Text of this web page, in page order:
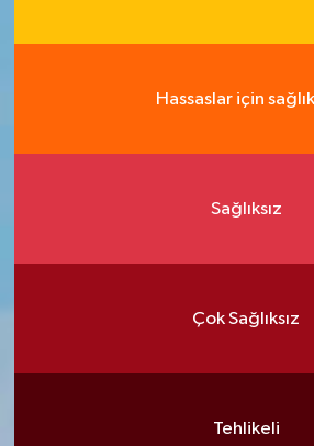
Hassaslar için
Sağlıksız
Çok Sağlıksız
Tehlikeli